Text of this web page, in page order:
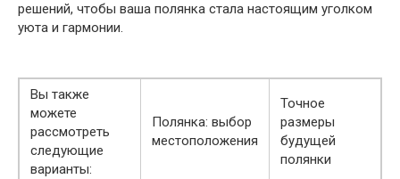
решений, чтобы ваша полянка стала настоящим уголком
уюта и гармонии.
Вы также
можете
рассмотреть
следующие
варианты:
Полянка: выбор
местоположения
Точное
размеры
будущей
полянки